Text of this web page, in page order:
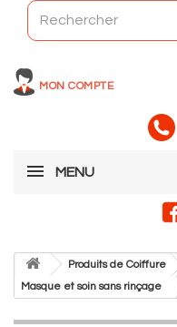
MON COMPTE
MENU
Produits de Coiffure
Masque et soin sans rinçage